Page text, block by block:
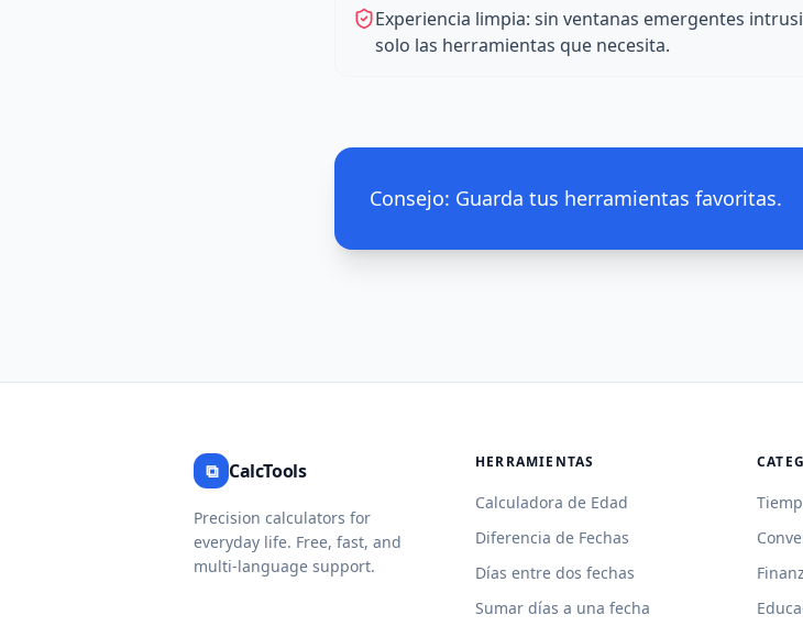
Experiencia limpia: sin ventanas emergentes
solo las herramientas que necesita.
Consejo: Guarda tus herramientas favoritas.
⧉ CalcTools
Precision calculators for
everyday life. Free, fast, and
multi-language support.
HERRAMIENTAS
Calculadora de Edad
Diferencia de Fechas
Días entre dos fechas
Sumar días a una fecha